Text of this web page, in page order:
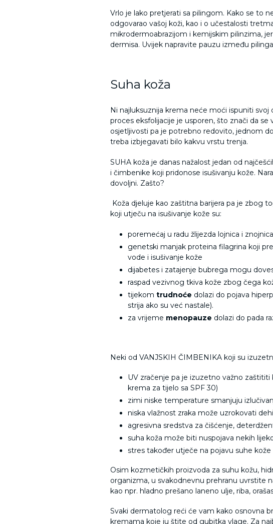
Vrlo je lako pretjerati sa pilingom. Kako se to
odgovarao vašoj koži, kao i o učestalosti
mikrodermoabrazijom i kemijskim pilinzima,
dermisa. Uvijek napravite pauzu između
Suha koža
Ni najluksuznija krema neće moći ispuniti
proces eksfolijacije je usporen, što znači da
osjetljivosti pa je potrebno redovito, jednom
treba izbjegavati bilo kakvu vrstu trenja.
SUHA koža je danas nažalost jedan od
i čimbenike koji pridonose isušivanju kože.
dovoljni. Zašto?
Koža djeluje kao zaštitna barijera pa je zbog
koji utječu na isušivanje kože su:
poremećaj u radu žlijezda lojnica i znojnica
genetski manjak proteina filagrina koji
vode i isušivanje kože
dijabetes i zatajenje bubrega mogu
raspad vezivnog tkiva kože zbog čega
tijekomtrudnoće dolazi do pojava
strija ako su već nastale).
za vrijeme menopauze dolazi do pada
Neki od VANJSKIH ČIMBENIKA koji su
UV zračenje pa je izuzetno važno
krema za tijelo sa SPF 30)
zimi niske temperature smanjuju
niska vlažnost zraka može uzrokovati
agresivna sredstva za čišćenje,
suha koža može biti nuspojava nekih
stres također utječe na pojavu suhe kože
Osim kozmetičkih proizvoda za suhu kožu,
organizma, u svakodnevnu prehranu uvrstite
kao npr. hladno prešano laneno ulje, riba,
Svaki dermatolog reći će vam kako osnovna
kremama koje ju štite od gubitka vlage. Za